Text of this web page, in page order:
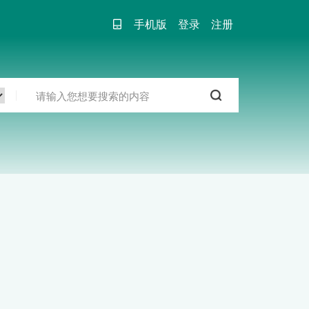
手机版 登录 注册